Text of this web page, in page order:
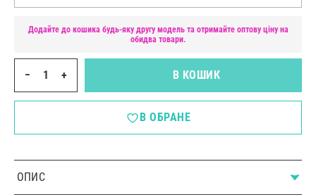
Додайте до кошика будь-яку другу модель та отримайте оптову ціну на
обидва товари.
− + В КОШИК
В ОБРАНЕ
ОПИС